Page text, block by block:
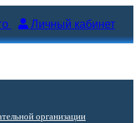
Личный кабинет
организации